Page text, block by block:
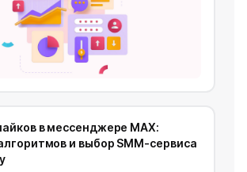
в мессенджере MAX:
и выбор SMM-сервиса